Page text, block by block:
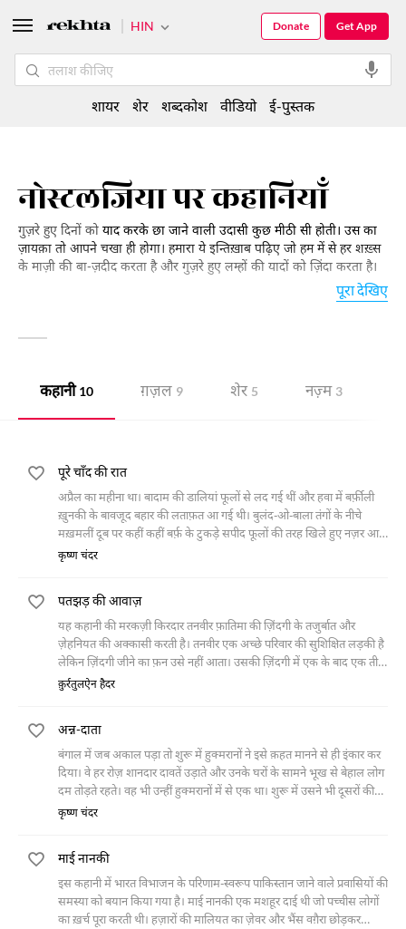
नोस्टलजिया पर कहानियाँ
गुज़रे हुए दिनों को याद करके छा जाने वाली उदासी कुछ मीठी सी होती। उस का
ज़ायक़ा तो आपने चखा ही होगा। हमारा ये इन्तिख़ाब पढ़िए जो हम में से हर शख़्स
के माज़ी की बा-ज़दीद करता है और गुज़रे हुए लम्हों की यादों को ज़िंदा करता है।
पूरा देखिए
कहानी 10 ग़ज़ल 9 शेर 5 नज़्म 3
पूरे चाँद की रात
अप्रैल का महीना था। बादाम की डालियां फूलों से लद गई थीं और हवा में बर्फ़ीली
ख़ुनकी के बावजूद बहार की लताफ़त आ गई थी। बुलंद-ओ-बाला तंगों के नीचे
मख़मलीं दूब पर कहीं कहीं बर्फ़ के टुकड़े सपीद फूलों की तरह खिले हुए नज़र आ
रहे थे। अगले माह तक ये सपीद फूल इसी
कृष्ण चंदर
पतझड़ की आवाज़
यह कहानी की मरकज़ी किरदार तनवीर फ़ातिमा की ज़िंदगी के तजुर्बात और
ज़ेहनियत की अक्कासी करती है। तनवीर एक अच्छे परिवार की सुशिक्षित लड़की है
लेकिन ज़िंदगी जीने का फ़न उसे नहीं आता। उसकी ज़िंदगी में एक के बाद एक तीन
मर्द आते हैं। पहला मर्द खु़श-वक़्त सिंह है जो ख़ुद से तनवीर फ़ातिमा की ज़िंदगी में
मर्द वक़ार हुसैन है जो फ़ारूक़ का दोस्त बनकर आता है और तनवीर फ़ातिमा को
दाम्पत्य जीवन की ज़ंजीरों में जकड़ लेता है। तनवीर फ़ातिमा पूरी कहानी में सिर्फ़
एक बार ही अपने भविष्य के बारे में कोई फ़ैसला करती है, खु़श-वक़्त सिंह से शादी
न करने का। और यही फ़ैसला उसकी ज़िंदगी की सबसे बड़ी भूल साबित होता है
क्योंकि वह अपनी ज़िंदगी में आए उस पहले मर्द खु़श-वक़्त सिंह को कभी भूल नहीं
क़ुर्रतुलऐन हैदर
अन्न-दाता
बंगाल में जब अकाल पड़ा तो शुरू में हुक्मरानों ने इसे क़हत मानने से ही इंकार कर
दिया। वे हर रोज़ शानदार दावतें उड़ाते और उनके घरों के सामने भूख से बेहाल लोग
दम तोड़ते रहते। वह भी उन्हीं हुक्मरानों में से एक था। शुरू में उसने भी दूसरों की
तरह समस्या से नज़र चुरानी चाही। मगर फिर वह उनके लिए कुछ करने के लिए
कृष्ण चंदर
माई नानकी
इस कहानी में भारत विभाजन के परिणाम-स्वरूप पाकिस्तान जाने वाले प्रवासियों की
समस्या को बयान किया गया है। माई नानकी एक मशहूर दाई थी जो पच्चीस लोगों
का ख़र्च पूरा करती थी। हज़ारों की मालियत का ज़ेवर और भैंस वग़ैरा छोड़कर
HIN Get App
Donate
शायर शेर शब्दकोश वीडियो ई-पुस्तक